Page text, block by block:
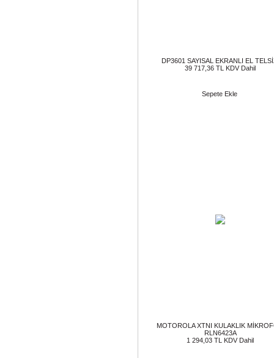
DP3601 SAYISAL EKRANLI EL
39 717,36 TL KDV Dahil
Sepete Ekle
MOTOROLA XTNI KULAKLIK
RLN6423A
1 294,03 TL KDV Dahil